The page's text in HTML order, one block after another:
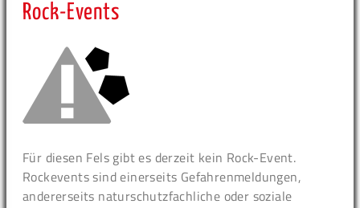
Rock-Events
Für diesen Fels gibt es derzeit kein Rock-Event.
Rockevents sind einerseits Gefahrenmeldungen,
andererseits naturschutzfachliche oder soziale